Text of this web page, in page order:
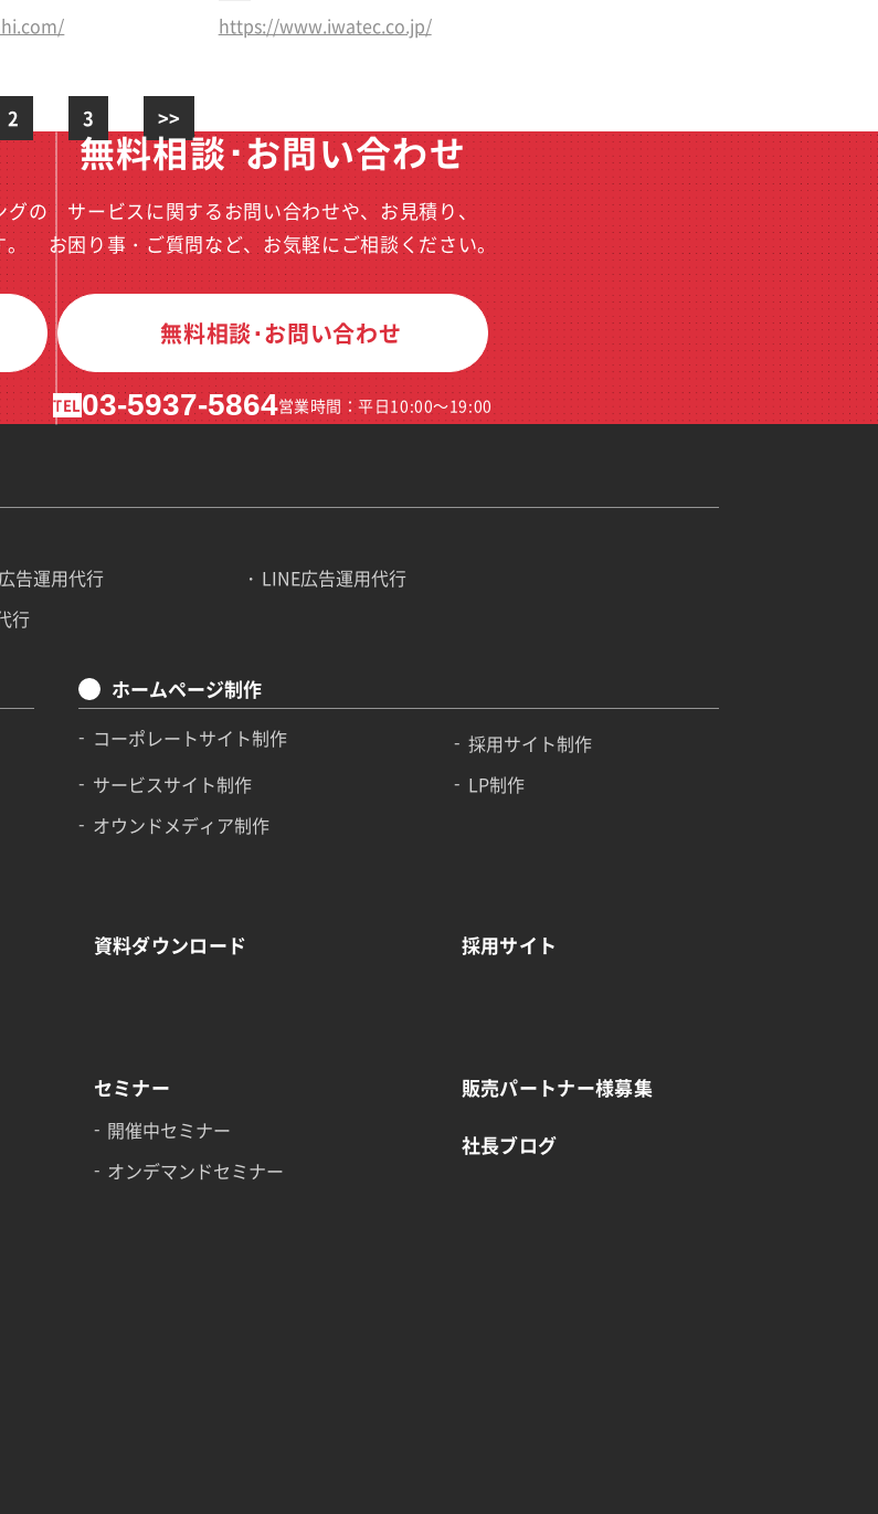
https://www.iwatec.co.jp/
2 3 >>
グの
無料相談･お問い合わせ
サービスに関するお問い合わせや、お見積り、
お困り事・ご質問など、お気軽にご相談ください。
無料相談･お問い合わせ
TEL03-5937-5864営業時間：平日10:00～19:00
告運用代行
LINE広告運用代行
行
ホームページ制作
コーポレートサイト制作
採用サイト制作
サービスサイト制作
LP制作
オウンドメディア制作
セミナー
開催中セミナー
オンデマンドセミナー
資料ダウンロード 採用サイト
販売パートナー様募集
社長ブログ